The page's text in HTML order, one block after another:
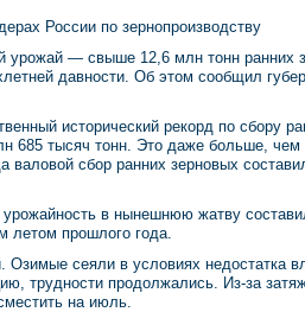
России по зернопроизводству
урожай — свыше 12,6 млн тонн ранних
давности. Об этом сообщил
исторический рекорд по сбору
685 тысяч тонн. Это даже больше,
валовой сбор ранних зерновых
в нынешнюю жатву
летом прошлого года.
Озимые сеяли в условиях недостатка
трудности продолжались. Из-за
на июль.